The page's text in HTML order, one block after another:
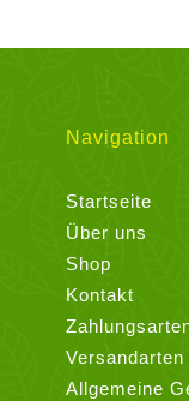
Navigation
Startseite
Über uns
Shop
Kontakt
Versandarten
Allgemeine